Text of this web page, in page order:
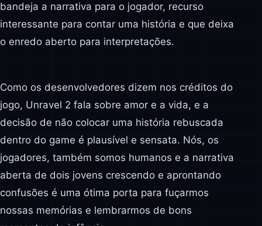
bandeja a narrativa para o jogador, recurso
interessante para contar uma história e que deixa
o enredo aberto para interpretações.
Como os desenvolvedores dizem nos créditos do
jogo, Unravel 2 fala sobre amor e a vida, e a
decisão de não colocar uma história rebuscada
dentro do game é plausível e sensata. Nós, os
jogadores, também somos humanos e a narrativa
aberta de dois jovens crescendo e aprontando
confusões é uma ótima porta para fuçarmos
nossas memórias e lembrarmos de bons